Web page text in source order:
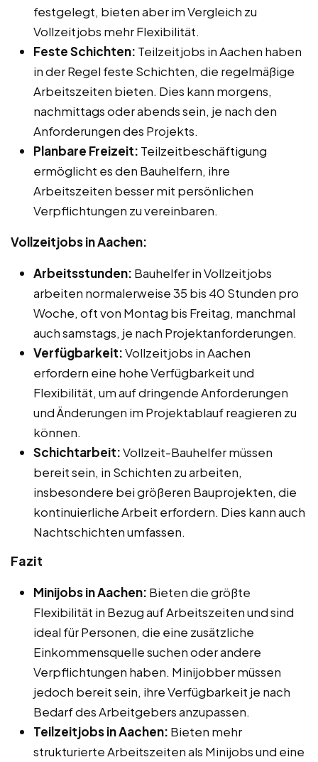
festgelegt, bieten aber im Vergleich zu
Vollzeitjobs mehr Flexibilität.
Feste Schichten: Teilzeitjobs in Aachen haben
in der Regel feste Schichten, die regelmäßige
Arbeitszeiten bieten. Dies kann morgens,
nachmittags oder abends sein, je nach den
Anforderungen des Projekts.
Planbare Freizeit: Teilzeitbeschäftigung
ermöglicht es den Bauhelfern, ihre
Arbeitszeiten besser mit persönlichen
Verpflichtungen zu vereinbaren.
Vollzeitjobs in Aachen:
Arbeitsstunden: Bauhelfer in Vollzeitjobs
arbeiten normalerweise 35 bis 40 Stunden pro
Woche, oft von Montag bis Freitag, manchmal
auch samstags, je nach Projektanforderungen.
Verfügbarkeit:Vollzeitjobs in Aachen
erfordern eine hohe Verfügbarkeit und
Flexibilität, um auf dringende Anforderungen
und Änderungen im Projektablauf reagieren zu
können.
Schichtarbeit:Vollzeit-Bauhelfer müssen
bereit sein, in Schichten zu arbeiten,
insbesondere bei größeren Bauprojekten, die
kontinuierliche Arbeit erfordern. Dies kann auch
Nachtschichten umfassen.
Fazit
Minijobs in Aachen: Bieten die größte
Flexibilität in Bezug auf Arbeitszeiten und sind
ideal für Personen, die eine zusätzliche
Einkommensquelle suchen oder andere
Verpflichtungen haben. Minijobber müssen
jedoch bereit sein, ihre Verfügbarkeit je nach
Bedarf des Arbeitgebers anzupassen.
Teilzeitjobs in Aachen: Bieten mehr
strukturierte Arbeitszeiten als Minijobs und eine